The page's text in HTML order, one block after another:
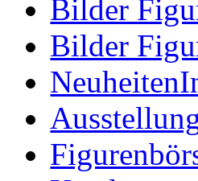
Bilder
Bilder